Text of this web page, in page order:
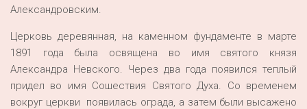
Александровским.
Церковь деревянная, на каменном фундаменте в марте
1891 года была освящена во имя святого князя
Александра Невского. Через два года появился теплый
придел во имя Сошествия Святого Духа. Со временем
вокруг церкви появилась ограда, а затем были высажено